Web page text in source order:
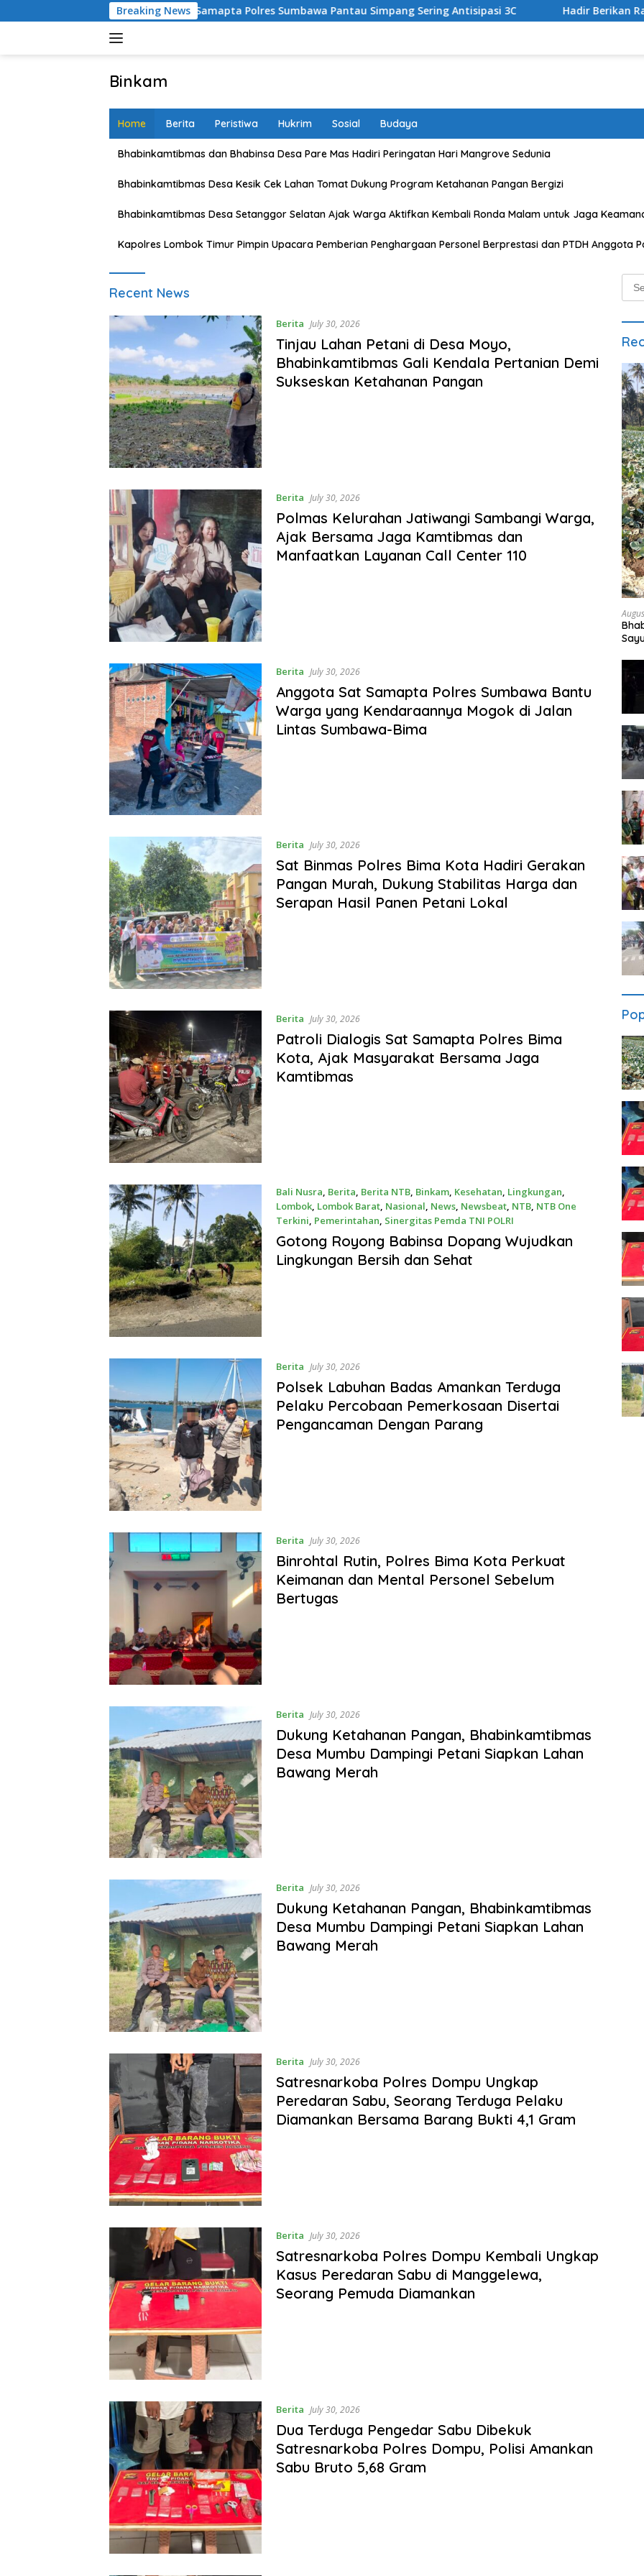
to
Breaking News
Light Sat Samapta Polres Sumbawa Pantau Simpang Sering Antisipasi 3C Hadir Berikan Rasa Aman dan
Binkam
Home Berita Peristiwa Hukrim Sosial Budaya
Bhabinkamtibmas dan Bhabinsa Desa Pare Mas Hadiri Peringatan Hari Mangrove Sedunia
Bhabinkamtibmas Desa Kesik Cek Lahan Tomat Dukung Program Ketahanan Pangan Bergizi
Bhabinkamtibmas Desa Setanggor Selatan Ajak Warga Aktifkan Kembali Ronda Malam untuk Jaga
Kapolres Lombok Timur Pimpin Upacara Pemberian Penghargaan Personel Berprestasi dan PTDH Anggota
Binkam
Recent News
Berita July 30, 2026
Tinjau Lahan Petani di Desa Moyo,
Bhabinkamtibmas Gali Kendala Pertanian Demi
Sukseskan Ketahanan Pangan
Berita July 30, 2026
Polmas Kelurahan Jatiwangi Sambangi Warga,
Ajak Bersama Jaga Kamtibmas dan
Manfaatkan Layanan Call Center 110
Berita July 30, 2026
Anggota Sat Samapta Polres Sumbawa Bantu
Warga yang Kendaraannya Mogok di Jalan
Lintas Sumbawa-Bima
Berita July 30, 2026
Sat Binmas Polres Bima Kota Hadiri Gerakan
Pangan Murah, Dukung Stabilitas Harga dan
Serapan Hasil Panen Petani Lokal
Berita July 30, 2026
Patroli Dialogis Sat Samapta Polres Bima
Kota, Ajak Masyarakat Bersama Jaga
Kamtibmas
Bali Nusra, Berita, Berita NTB, Binkam, Kesehatan, Lingkungan,
Lombok, Lombok Barat, Nasional, News, Newsbeat, NTB, NTB One
Terkini, Pemerintahan, Sinergitas Pemda TNI POLRI
July 30, 2026
Gotong Royong Babinsa Dopang Wujudkan
Lingkungan Bersih dan Sehat
Berita July 30, 2026
Polsek Labuhan Badas Amankan Terduga
Pelaku Percobaan Pemerkosaan Disertai
Pengancaman Dengan Parang
Berita July 30, 2026
Binrohtal Rutin, Polres Bima Kota Perkuat
Keimanan dan Mental Personel Sebelum
Bertugas
Berita July 30, 2026
Dukung Ketahanan Pangan, Bhabinkamtibmas
Desa Mumbu Dampingi Petani Siapkan Lahan
Bawang Merah
Berita July 30, 2026
Dukung Ketahanan Pangan, Bhabinkamtibmas
Desa Mumbu Dampingi Petani Siapkan Lahan
Bawang Merah
Berita July 30, 2026
Satresnarkoba Polres Dompu Ungkap
Peredaran Sabu, Seorang Terduga Pelaku
Diamankan Bersama Barang Bukti 4,1 Gram
Berita July 30, 2026
Satresnarkoba Polres Dompu Kembali Ungkap
Kasus Peredaran Sabu di Manggelewa,
Seorang Pemuda Diamankan
Berita July 30, 2026
Dua Terduga Pengedar Sabu Dibekuk
Satresnarkoba Polres Dompu, Polisi Amankan
Sabu Bruto 5,68 Gram
for: